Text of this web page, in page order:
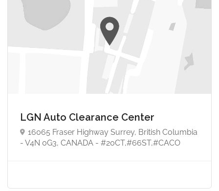
LGN Auto Clearance Center
16065 Fraser Highway Surrey, British Columbia
- V4N 0G3, CANADA - #20CT,#66ST,#CACO